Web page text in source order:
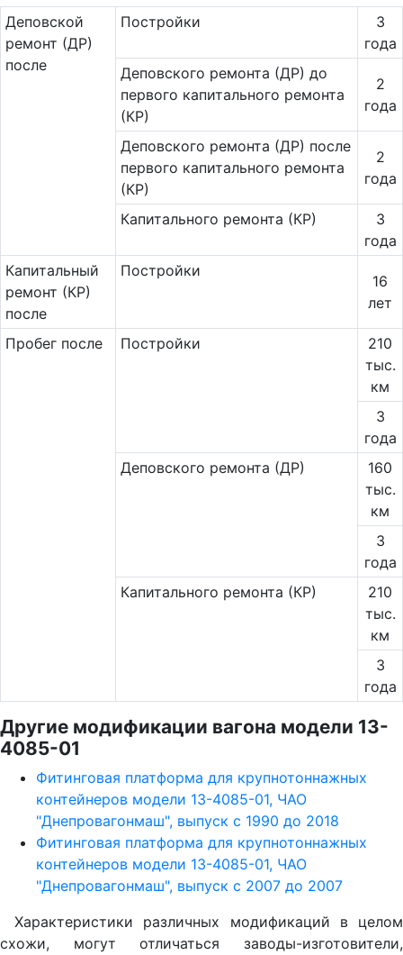
Де­повс­кой
ремонт (ДР)
после
Постройки
3
года
Деповского ремонта (ДР) до
первого капитального ремонта
(КР)
2
года
Деповского ремонта (ДР) после
первого капитального ремонта
(КР)
2
года
Капитального ремонта (КР)
3
года
Ка­пи­таль­ный
ремонт (КР)
после
Постройки
16
лет
Пробег после Постройки
210
тыс.
км
3
года
Деповского ремонта (ДР)
160
тыс.
км
3
года
Капитального ремонта (КР)
210
тыс.
км
3
года
Другие модификации вагона модели 13-
4085-01
Фитинговая платформа для крупнотоннажных
контейнеров модели 13-4085-01, ЧАО
"Днепровагонмаш", выпуск с 1990 до 2018
Фитинговая платформа для крупнотоннажных
контейнеров модели 13-4085-01, ЧАО
"Днепровагонмаш", выпуск с 2007 до 2007
Характеристики различных модификаций в целом
схожи, могут отличаться заводы-изготовители,